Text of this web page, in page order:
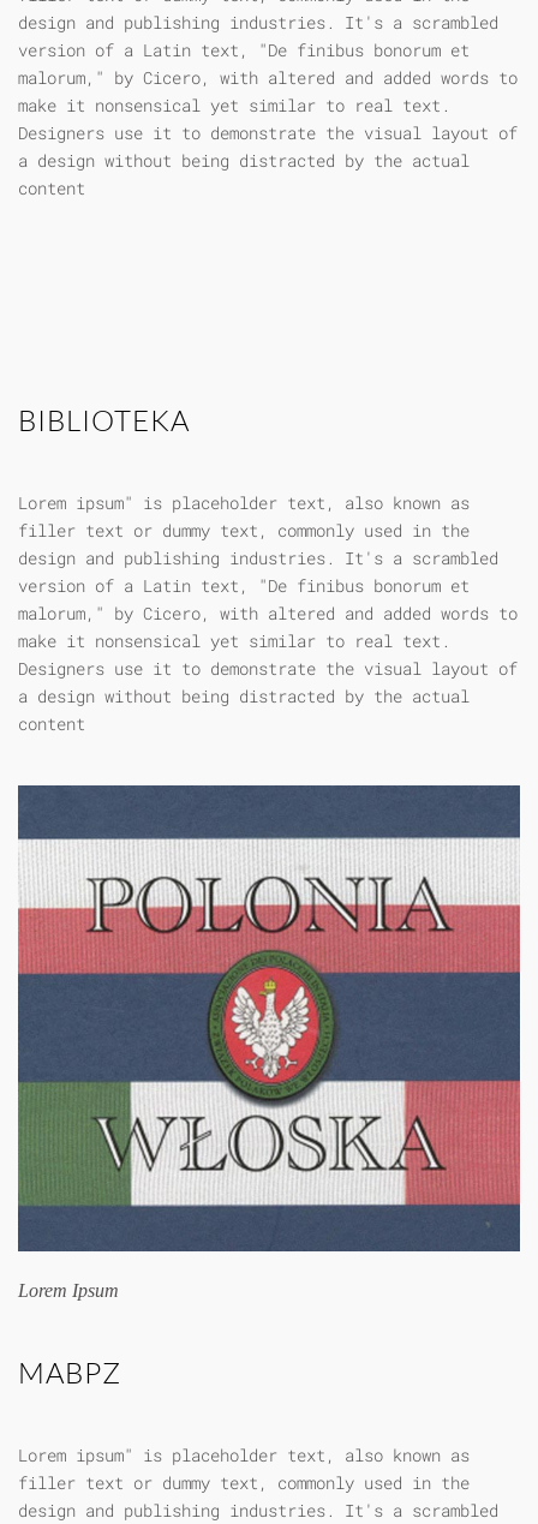
design and publishing industries. It's a scrambled
version of a Latin text, "De finibus bonorum et
malorum," by Cicero, with altered and added words to
make it nonsensical yet similar to real text.
Designers use it to demonstrate the visual layout of
a design without being distracted by the actual
content
BIBLIOTEKA
Lorem ipsum" is placeholder text, also known as
filler text or dummy text, commonly used in the
design and publishing industries. It's a scrambled
version of a Latin text, "De finibus bonorum et
malorum," by Cicero, with altered and added words to
make it nonsensical yet similar to real text.
Designers use it to demonstrate the visual layout of
a design without being distracted by the actual
content
Lorem Ipsum
MABPZ
Lorem ipsum" is placeholder text, also known as
filler text or dummy text, commonly used in the
design and publishing industries. It's a scrambled